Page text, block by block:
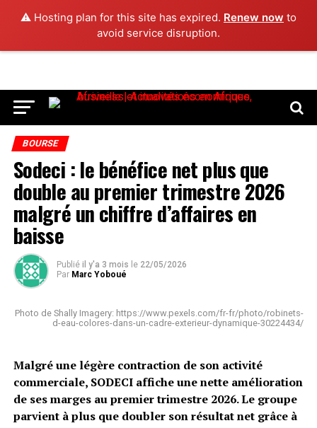
⚠️ Hosting plan for this site has expired. Renew now to
avoid service disruption.
BOURSE
Sodeci : le bénéfice net plus que
double au premier trimestre 2026
malgré un chiffre d’affaires en
baisse
Publié il y'a 3 mois le 22/05/2026
Par Marc Yoboué
Photo de Shally Imagery: https://www.pexels.com/fr-fr/photo/robinets-
d-eau-colores-dans-un-cadre-exterieur-dynamique-30224434/
Malgré une légère contraction de son activité
commerciale, SODECI affiche une nette amélioration
de ses marges au premier trimestre 2026. Le groupe
parvient à plus que doubler son résultat net grâce à